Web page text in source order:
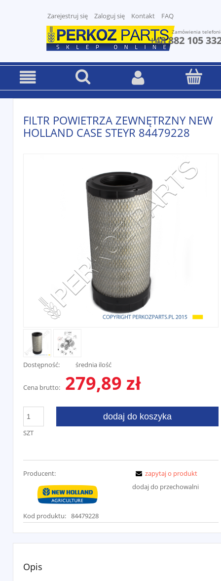
Zarejestruj się Zaloguj się Kontakt FAQ
Zamówienia
+48 882 105
FILTR POWIETRZA ZEWNĘTRZNY NEW
HOLLAND CASE STEYR 84479228
Dostępność: średnia ilość
Cena brutto: 279,89 zł
SZT
dodaj do koszyka
Producent:
Kod produktu: 84479228
zapytaj o produkt
dodaj do przechowalni
Opis